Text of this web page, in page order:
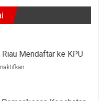
Mendaftar ke KPU